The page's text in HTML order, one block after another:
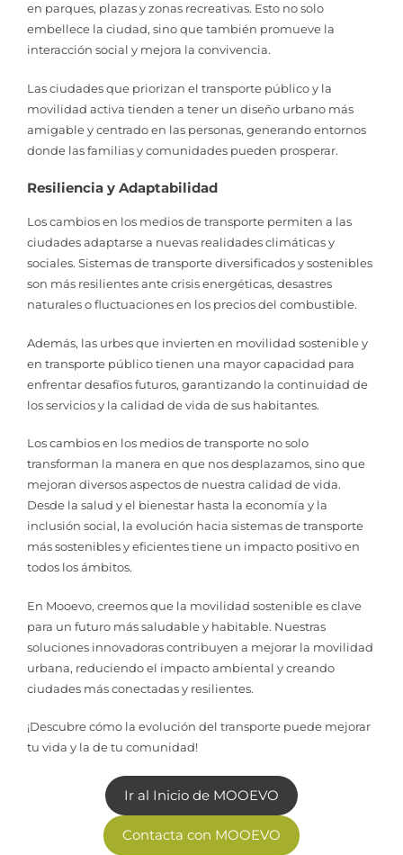
en parques, plazas y zonas recreativas. Esto no solo
embellece la ciudad, sino que también promueve la
interacción social y mejora la convivencia.
Las ciudades que priorizan el transporte público y la
movilidad activa tienden a tener un diseño urbano más
amigable y centrado en las personas, generando entornos
donde las familias y comunidades pueden prosperar.
Resiliencia y Adaptabilidad
Los cambios en los medios de transporte permiten a las
ciudades adaptarse a nuevas realidades climáticas y
sociales. Sistemas de transporte diversificados y sostenibles
son más resilientes ante crisis energéticas, desastres
naturales o fluctuaciones en los precios del combustible.
Además, las urbes que invierten en movilidad sostenible y
en transporte público tienen una mayor capacidad para
enfrentar desafíos futuros, garantizando la continuidad de
los servicios y la calidad de vida de sus habitantes.
Los cambios en los medios de transporte no solo
transforman la manera en que nos desplazamos, sino que
mejoran diversos aspectos de nuestra calidad de vida.
Desde la salud y el bienestar hasta la economía y la
inclusión social, la evolución hacia sistemas de transporte
más sostenibles y eficientes tiene un impacto positivo en
todos los ámbitos.
En Mooevo, creemos que la movilidad sostenible es clave
para un futuro más saludable y habitable. Nuestras
soluciones innovadoras contribuyen a mejorar la movilidad
urbana, reduciendo el impacto ambiental y creando
ciudades más conectadas y resilientes.
¡Descubre cómo la evolución del transporte puede mejorar
tu vida y la de tu comunidad!
Ir al Inicio de MOOEVO
Contacta con MOOEVO